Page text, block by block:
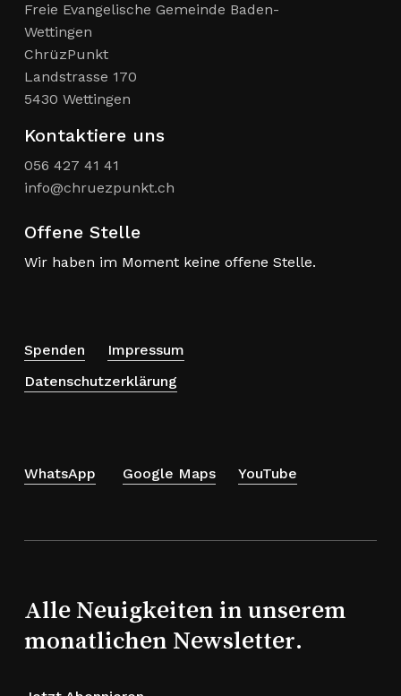
Freie Evangelische Gemeinde Baden-
Wettingen
ChrüzPunkt
Landstrasse 170
5430 Wettingen
Kontaktiere uns
056 427 41 41
info@chruezpunkt.ch
Offene Stelle
Wir haben im Moment keine offene Stelle.
Spenden
Impressum
Datenschutzerklärung
WhatsApp Google Maps YouTube
Alle Neuigkeiten in unserem
monatlichen Newsletter.